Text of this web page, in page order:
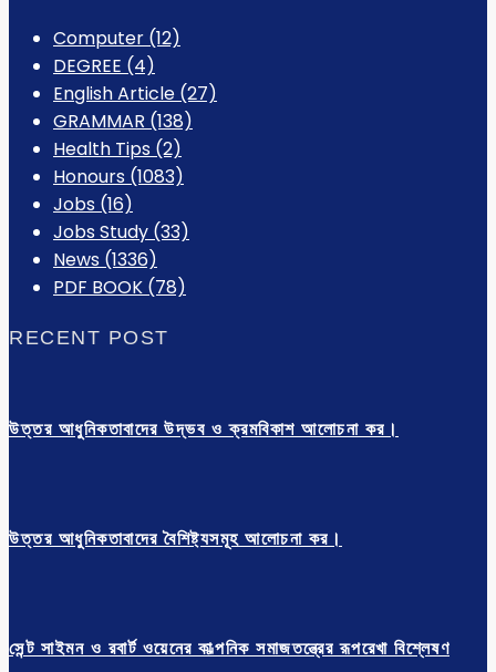
Computer (12)
DEGREE (4)
English Article (27)
GRAMMAR (138)
Health Tips (2)
Honours (1083)
Jobs (16)
Jobs Study (33)
News (1336)
PDF BOOK (78)
RECENT POST
উত্তর আধুনিকতাবাদের উদ্ভব ও ক্রমবিকাশ আলোচনা কর।
উত্তর আধুনিকতাবাদের বৈশিষ্ট্যসমূহ আলোচনা কর।
সেন্ট সাইমন ও রবার্ট ওয়েনের কাল্পনিক সমাজতন্ত্রের রূপরেখা বিশ্লেষণ